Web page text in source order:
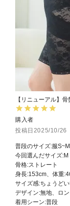
【リニューアル】
購入者
投稿日 2025/10/26
普段のサイズ:服
今回選んだサイズ:M
骨格:ストレート
身長:153cm、体重
サイズ感:ちょうど
デザイン:無地、ロ
着用シーン:普段